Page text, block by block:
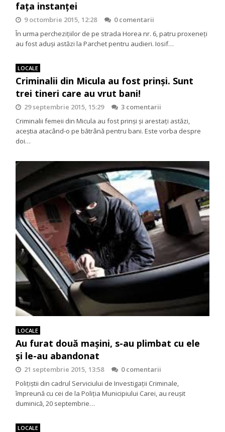
fața instanței
9 octombrie 2015, 12:28
0 comentarii
În urma perchezițiilor de pe strada Horea nr. 6, patru proxeneți
au fost aduși astăzi la Parchet pentru audieri. Iosif…
LOCALE
Criminalii din Micula au fost prinşi. Sunt
trei tineri care au vrut bani!
29 septembrie 2015, 15:29
3 comentarii
Criminalii femeii din Micula au fost prinşi şi arestaţi astăzi,
aceştia atacând-o pe bătrână pentru bani. Este vorba despre
doi…
LOCALE
Au furat două mașini, s-au plimbat cu ele
și le-au abandonat
21 septembrie 2015, 13:58
0 comentarii
Polițiștii din cadrul Serviciului de Investigații Criminale,
împreună cu cei de la Poliția Municipiului Carei, au reușit
duminică, 20 septembrie…
LOCALE